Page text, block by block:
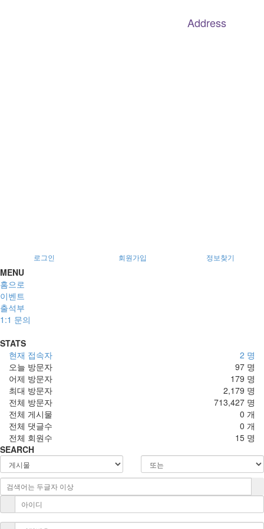
Address
로그인 회원가입 정보찾기
MENU
홈으로
이벤트
출석부
1:1 문의
STATS
2 명
현재 접속자
97 명
오늘 방문자
179 명
어제 방문자
2,179 명
최대 방문자
713,427 명
전체 방문자
0 개
전체 게시물
0 개
전체 댓글수
15 명
전체 회원수
SEARCH